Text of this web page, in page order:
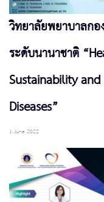
วิทยาลัยพยาบาลก
ระดับนานาชาติ
Sustainability
Diseases”
1 June 2022